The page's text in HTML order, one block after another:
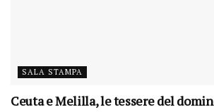
SALA STAMPA
Ceuta e Melilla, le tessere del